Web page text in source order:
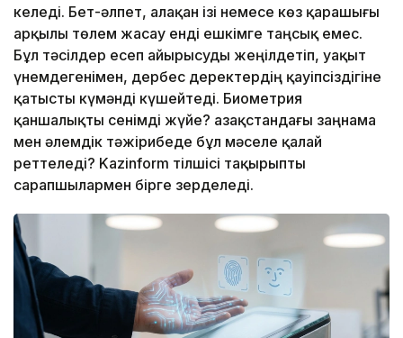
келеді. Бет-әлпет, алақан ізі немесе көз қарашығы
арқылы төлем жасау енді ешкімге таңсық емес.
Бұл тәсілдер есеп айырысуды жеңілдетіп, уақыт
үнемдегенімен, дербес деректердің қауіпсіздігіне
қатысты күмәнді күшейтеді. Биометрия
қаншалықты сенімді жүйе? Қазақстандағы заңнама
мен әлемдік тәжірибеде бұл мәселе қалай
реттеледі? Kazinform тілшісі тақырыпты
сарапшылармен бірге зерделеді.